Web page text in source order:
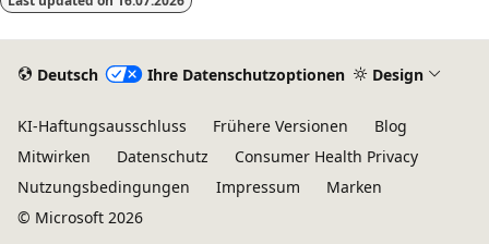
Deutsch Ihre Datenschutzoptionen Design
KI-Haftungsausschluss Frühere Versionen
Blog
Mitwirken
Datenschutz
Consumer Health Privacy
Nutzungsbedingungen
Impressum
Marken
© Microsoft 2026